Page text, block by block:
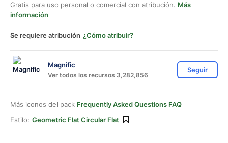
Gratis para uso personal o comercial con atribución. Más
información
Se requiere atribución ¿Cómo atribuir?
Magnific
Ver todos los recursos 3,282,856
Seguir
Más iconos del pack Frequently Asked Questions FAQ
Estilo: Geometric Flat Circular Flat